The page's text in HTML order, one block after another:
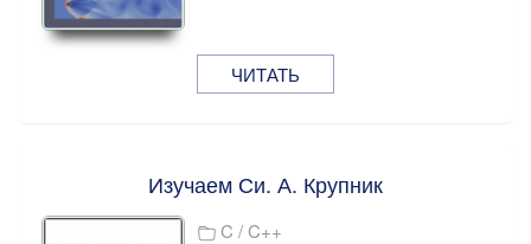
ЧИТАТЬ
Изучаем Си. А. Крупник
C / C++